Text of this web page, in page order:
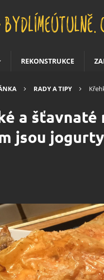
REKONSTRUKCE
RADY A TIPY
a šťavnaté
jsou